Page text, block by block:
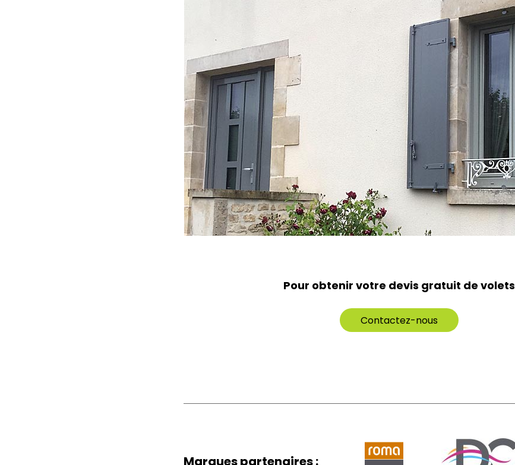
Pour obtenir votre devis gratuit de volets
Contactez-nous
Marquespartenaires :